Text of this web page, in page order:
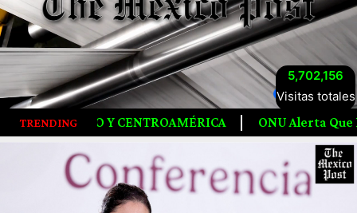
Visitas totales
5,702,156
TRENDING ONU Alerta Que La Humanidad Agotó Los